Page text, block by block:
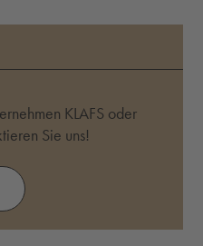
KLAFS oder
Sie uns!